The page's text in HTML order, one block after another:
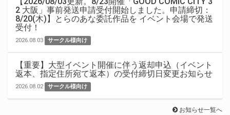
2 大阪」事前発送申請受付開始しました。申請締切：
8/20(木)】とらのあな委託作品を イベント会場で発送
受付！
2026.08.03 サークル様向け
【重要】大型イベント開催に伴う返却申込（イベント
返本、指定住所宛て返本）の受付締切日変更お知らせ
2026.08.02 サークル様向け
お知らせ一覧へ